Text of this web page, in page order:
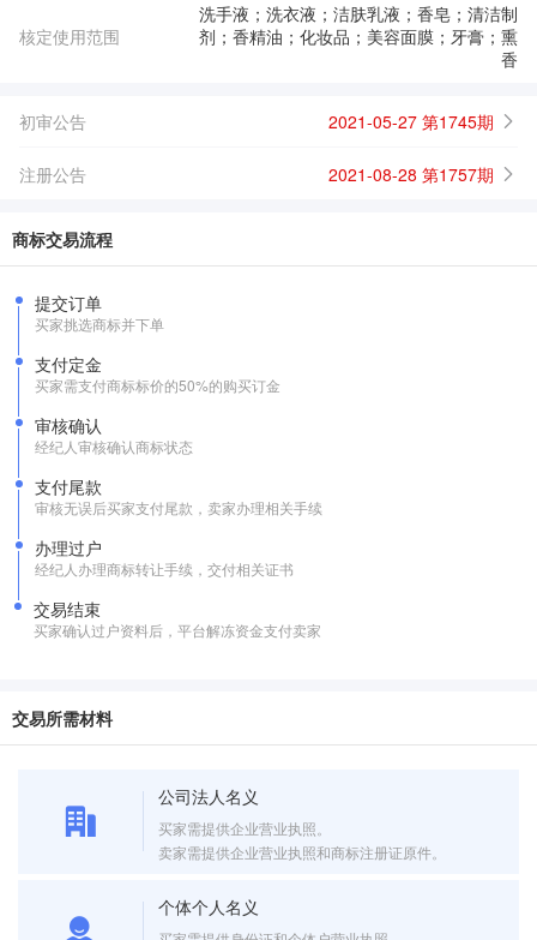
核定使用范围
洗手液；洗衣液；洁肤乳液；香皂；清洁制
剂；香精油；化妆品；美容面膜；牙膏；熏
香
初审公告 2021-05-27 第1745期
注册公告 2021-08-28 第1757期
商标交易流程
提交订单
买家挑选商标并下单
支付定金
买家需支付商标标价的50%的购买订金
审核确认
经纪人审核确认商标状态
支付尾款
审核无误后买家支付尾款，卖家办理相关手续
办理过户
经纪人办理商标转让手续，交付相关证书
交易结束
买家确认过户资料后，平台解冻资金支付卖家
交易所需材料
公司法人名义
买家需提供企业营业执照。
卖家需提供企业营业执照和商标注册证原件。
个体个人名义